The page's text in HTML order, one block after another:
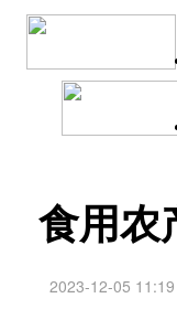
食用农
2023-12-05 11:19